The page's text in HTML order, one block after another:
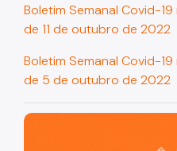
Boletim Semanal Covid-
de 11 de outubro de 2022
Boletim Semanal Covid-
de 5 de outubro de 2022
São Paulo, cidade